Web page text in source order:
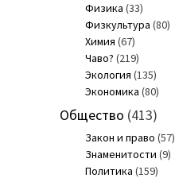
Физика (33)
Физкультура (80)
Химия (67)
Чаво? (219)
Экология (135)
Экономика (80)
Общество (413)
Закон и право (57)
Знаменитости (9)
Политика (159)